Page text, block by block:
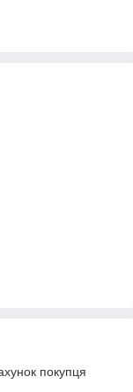
покупця